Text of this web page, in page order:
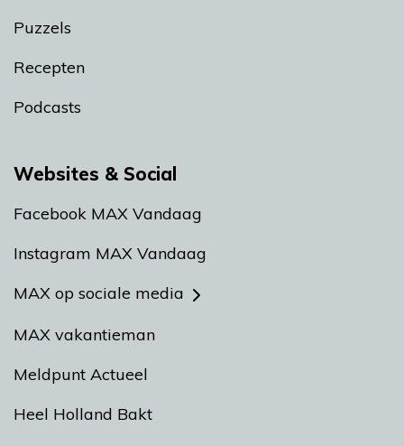
Puzzels
Recepten
Podcasts
Websites & Social
Facebook MAX Vandaag
Instagram MAX Vandaag
MAX op sociale media
MAX vakantieman
Meldpunt Actueel
Heel Holland Bakt